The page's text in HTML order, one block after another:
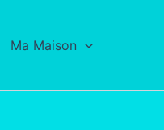
Ma Maison